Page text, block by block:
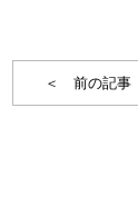
＜ 前の記事